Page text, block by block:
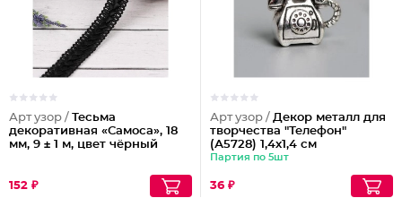
Арт узор / Тесьма
декоративная «Самоса», 18
мм, 9 ± 1 м, цвет чёрный
152 ₽
Арт узор / Декор металл для
творчества "Телефон"
(А5728) 1,4х1,4 см
Партия по 5шт
36 ₽